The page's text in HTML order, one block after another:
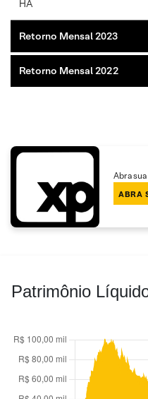
HÁ
Retorno Mensal 2023
Retorno Mensal 2022
Abra
ABRA
Patrimônio